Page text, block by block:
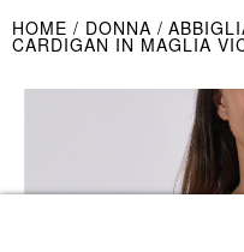
HOME DONNA
CARDIGAN IN MAGLIA